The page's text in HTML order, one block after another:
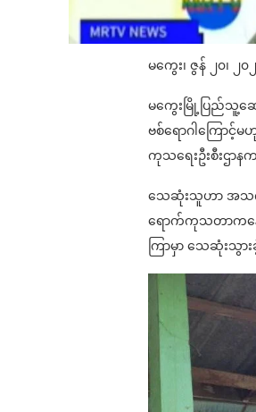
မကွေး၊ ဇွန် ၂၀၊ ၂၀
မကွေးမြို့ပြည်သူ့ဆ
ဗစ်ရောဂါကြော
ကုသရေးဦးစီးဌာ
သေဆုံးသူဟာ အသက်
ရောက်ကုသတာကနေ
ကြာမှာ သေဆုံးသွ